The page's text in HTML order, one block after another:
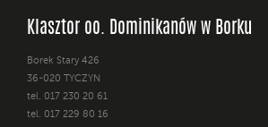
Klasztor oo. Dominikanów w Borku
Borek Stary 426
36-020 TYCZYN
tel. 017 230 20 61
tel. 017 229 80 16